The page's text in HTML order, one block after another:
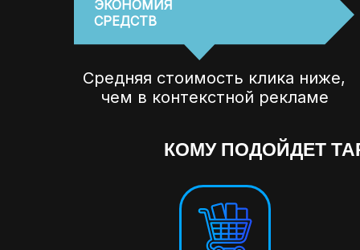
ЭКОНОМИЯ
СРЕДСТВ
Средняя стоимость клика ниже,
чем в контекстной рекламе
КОМУ ПОДОЙДЕТ